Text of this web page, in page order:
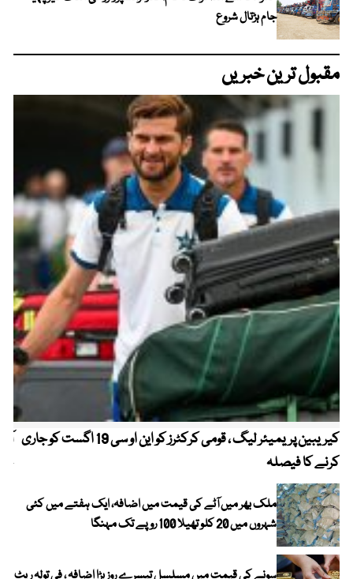
جام ہڑتال شروع
مقبول ترین خبریں
کیریبین پریمیئر لیگ ، قومی کرکٹرز کو این او سی 19 اگست کو جاری
کرنے کا فیصلہ
ملک بھر میں آٹے کی قیمت میں اضافہ، ایک ہفتے میں کئی
شہروں میں 20 کلو تھیلا 100 روپے تک مہنگا